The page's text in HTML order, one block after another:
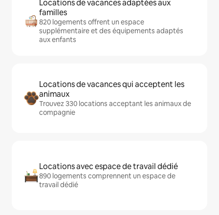
Locations de vacances adaptées aux
familles
820 logements offrent un espace
supplémentaire et des équipements adaptés
aux enfants
Locations de vacances qui acceptent les
animaux
Trouvez 330 locations acceptant les animaux de
compagnie
Locations avec espace de travail dédié
890 logements comprennent un espace de
travail dédié